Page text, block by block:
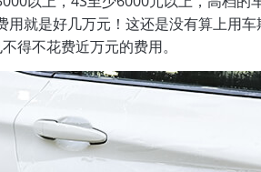
就是好几万元！这还是没有算上用
得不花费近万元的费用。